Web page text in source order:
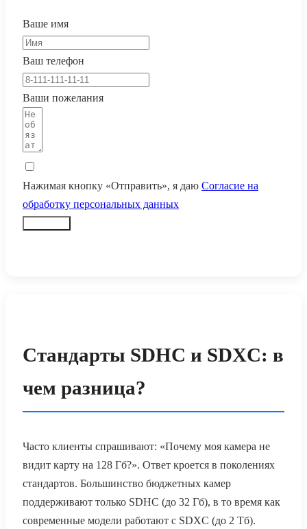
Ваше имя
Ваш телефон
Ваши пожелания
Нажимая кнопку «Отправить», я даю Согласие на
обработку персональных данных
Стандарты SDHC и SDXC: в
чем разница?
Часто клиенты спрашивают: «Почему моя камера не
видит карту на 128 Гб?». Ответ кроется в поколениях
стандартов. Большинство бюджетных камер
поддерживают только SDHC (до 32 Гб), в то время как
современные модели работают с SDXC (до 2 Тб).